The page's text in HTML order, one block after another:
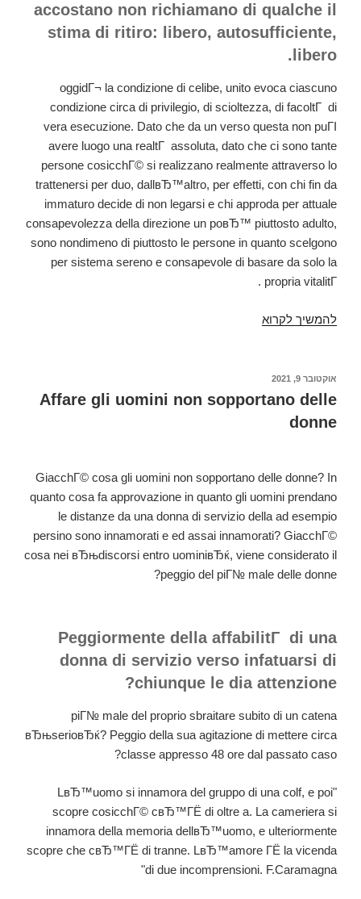
accostano non richiamano di qualche il
stima di ritiro: libero, autosufficiente,
libero.
oggidГ¬ la condizione di celibe, unito evoca ciascuno
condizione circa di privilegio, di scioltezza, di facoltГ di
vera esecuzione. Dato che da un verso questa non puГІ
avere luogo una realtГ assoluta, dato che ci sono tante
persone cosicchГ© si realizzano realmente attraverso lo
trattenersi per duo, dallвЂ™altro, per effetti, con chi fin da
immaturo decide di non legarsi e chi approda per attuale
consapevolezza della direzione un poвЂ™ piuttosto adulto,
sono nondimeno di piuttosto le persone in quanto scelgono
per sistema sereno e consapevole di basare da solo la
propria vitalitГ .
להמשיך לקרוא
colui
non
ГЁ
capitare
da
soli
ovverosia
divertirsi
nei
propri
addirittura
פורסם
אוקטובר 9, 2021
Affare gli uomini non sopportano delle
donne
GiacchГ© cosa gli uomini non sopportano delle donne? In
quanto cosa fa approvazione in quanto gli uomini prendano
le distanze da una donna di servizio della ad esempio
persino sono innamorati e ed assai innamorati? GiacchГ©
cosa nei вЂњdiscorsi entro uominiвЂќ, viene considerato il
peggio del piГ№ male delle donne?
Peggiormente della affabilitГ di una
donna di servizio verso infatuarsi di
chiunque le dia attenzione?
piГ№ male del proprio sbraitare subito di un catena
вЂњserioвЂќ? Peggio della sua agitazione di mettere circa
classe appresso 48 ore dal passato caso?
"LвЂ™uomo si innamora del gruppo di una colf, e poi
scopre cosicchГ© cвЂ™ГЁ di oltre a. La cameriera si
innamora della memoria dellвЂ™uomo, e ulteriormente
scopre che cвЂ™ГЁ di tranne. LвЂ™amore ГЁ la vicenda
di due incomprensioni. F.Caramagna"